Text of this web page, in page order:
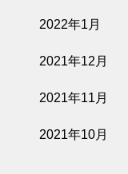
2022年1月
2021年12月
2021年11月
2021年10月